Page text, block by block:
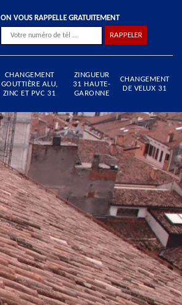
ON VOUS RAPPELLE GRATUITEMENT
CHANGEMENT
GOUTTIÈRE ALU,
ZINC ET PVC 31
ZINGUEUR
31 HAUTE-
GARONNE
CHANGEMENT
DE VELUX 31